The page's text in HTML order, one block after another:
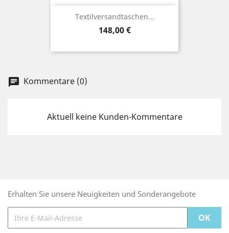
Textilversandtaschen...
Preis
148,00 €
chat Kommentare (0)
Aktuell keine Kunden-Kommentare
Erhalten Sie unsere Neuigkeiten und Sonderangebote